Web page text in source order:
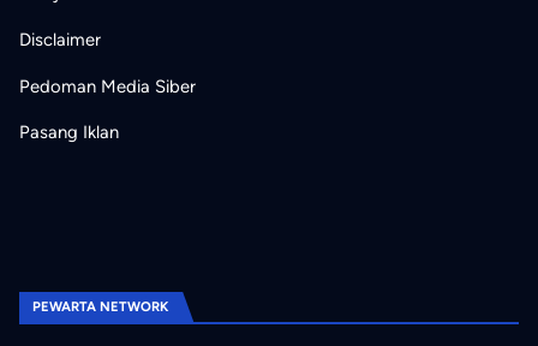
Disclaimer
Pedoman Media Siber
Pasang Iklan
PEWARTA NETWORK